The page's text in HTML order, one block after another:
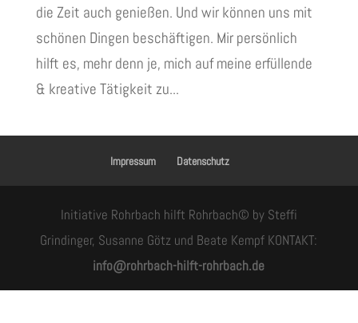
die Zeit auch genießen. Und wir können uns mit
schönen Dingen beschäftigen. Mir persönlich
hilft es, mehr denn je, mich auf meine erfüllende
& kreative Tätigkeit zu...
Impressum Datenschutz
Initiative Rohrbach hilft Rohrbach© by Steffi
Grindinger, Susanne Götz und Beate Kempf KONTAKT:
info@rohrbach-hilft-rohrbach.de